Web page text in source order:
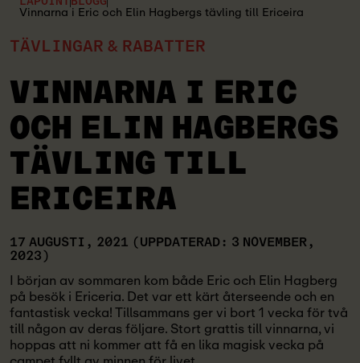
Vinnarna i Eric och Elin Hagbergs tävling till Ericeira
TÄVLINGAR & RABATTER
VINNARNA I ERIC
OCH ELIN HAGBERGS
TÄVLING TILL
ERICEIRA
17 AUGUSTI, 2021 (UPPDATERAD: 3 NOVEMBER,
2023)
I början av sommaren kom både Eric och Elin Hagberg
på besök i Ericeria. Det var ett kärt återseende och en
fantastisk vecka! Tillsammans ger vi bort 1 vecka för två
till någon av deras följare. Stort grattis till vinnarna, vi
hoppas att ni kommer att få en lika magisk vecka på